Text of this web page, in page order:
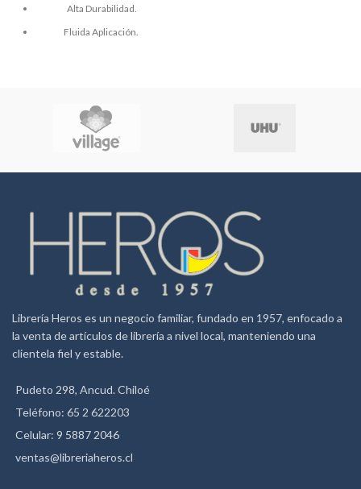
Alta Durabilidad.
Fluida Aplicación.
de 4 Años
Utilizar Bajo la Supervisión de
Librería Heros es un negocio familiar, fundado en 1957, enfocado a
la venta de artículos de librería a nivel local, manteniendo una
clientela fiel y estable.
Pudeto 298, Ancud. Chiloé
Teléfono: 65 2 622203
Celular: 9 5887 2046
ventas@libreriaheros.cl